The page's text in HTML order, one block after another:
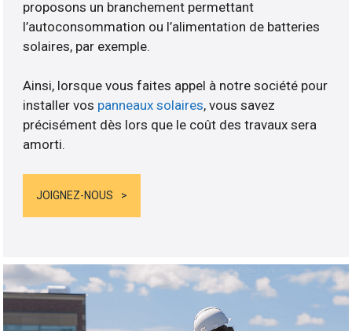
proposons un branchement permettant
l’autoconsommation ou l’alimentation de batteries
solaires, par exemple.
Ainsi, lorsque vous faites appel à notre société pour
installer vos panneaux solaires, vous savez
précisément dès lors que le coût des travaux sera
amorti.
JOIGNEZ-NOUS